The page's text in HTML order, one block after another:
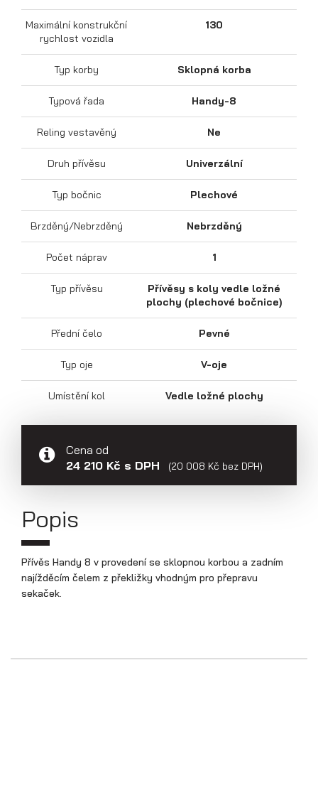
Sklápěcí přívěsy
Přepravníky aut
Multipřepravníky VZ O
Maximální konstrukční
rychlost vozidla
130
Typ korby Sklopná korba
Typová řada Handy-8
Reling vestavěný Ne
Druh přívěsu Univerzální
Typ bočnic Plechové
Brzděný/Nebrzděný Nebrzděný
Počet náprav 1
Typ přívěsu
Přívěsy s koly vedle ložné
plochy (plechové bočnice)
Přední čelo Pevné
Typ oje V-oje
Umístění kol Vedle ložné plochy
Cena od
24 210 Kč s DPH
(20 008 Kč bez DPH)
Popis
Přívěs Handy 8 v provedení se sklopnou korbou a zadním
najížděcím čelem z překližky vhodným pro přepravu
sekaček.